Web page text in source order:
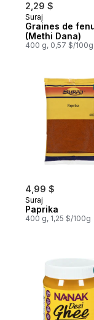
2,29 $
Suraj
Graines de
(Methi Dana)
400 g, 0,57 $/100g
4,99 $
Suraj
Paprika
400 g, 1,25 $/100g